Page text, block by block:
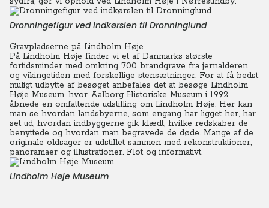
Dronningefigur ved indkørslen til Dronninglund
Gravpladserne på Lindholm Høje
På Lindholm Høje finder vi et af Danmarks største
fortidsminder med omkring 700 brandgrave fra jernalderen
og vikingetiden med forskellige stensætninger. For at få bedst
muligt udbytte af besøget anbefales det at besøge Lindholm
Høje Museum, hvor Aalborg Historiske Museum i 1992
åbnede en omfattende udstilling om Lindholm Høje. Her kan
man se hvordan landsbyerne, som engang har ligget her, har
set ud, hvordan indbyggerne gik klædt, hvilke redskaber de
benyttede og hvordan man begravede de døde. Mange af de
originale oldsager er udstillet sammen med rekonstruktioner,
panoramaer og illustrationer. Flot og informativt.
Lindholm Høje Museum